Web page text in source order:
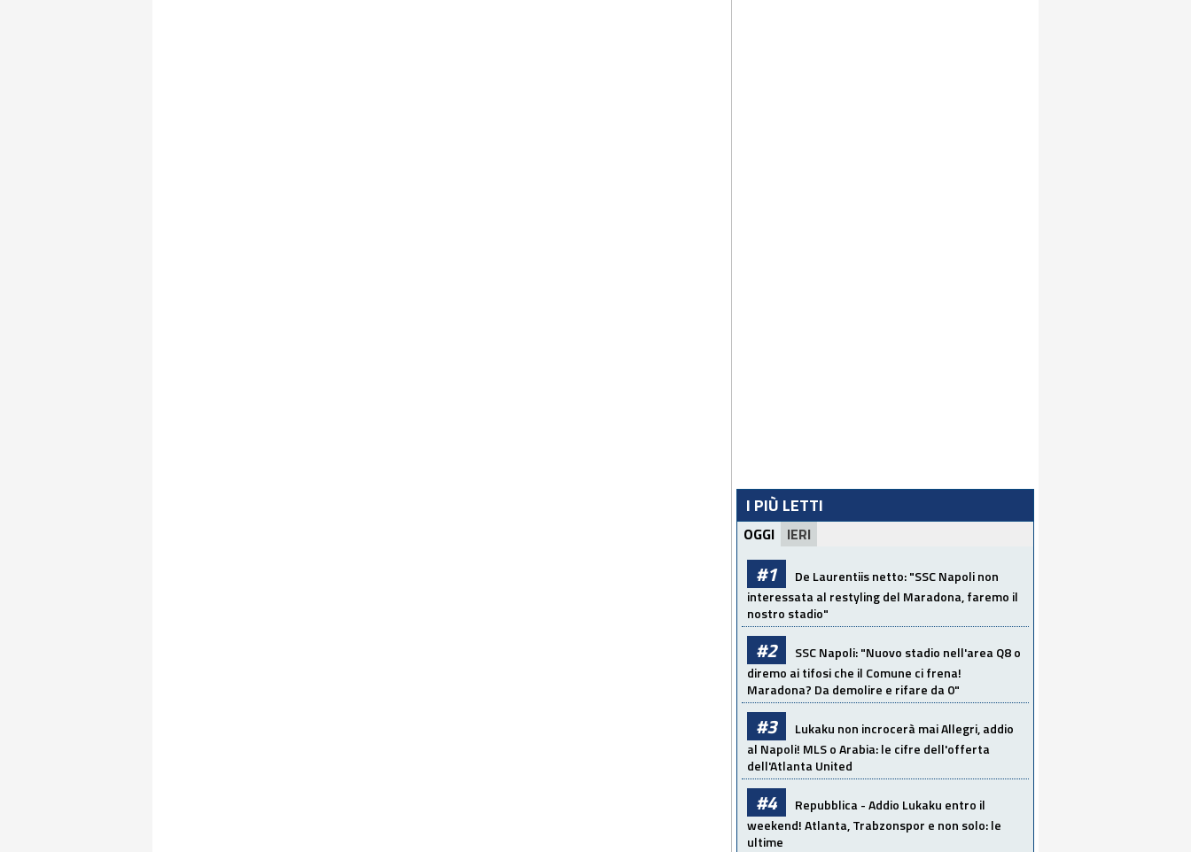
I PIÙ LETTI
OGGI IERI
#1 De Laurentiis netto: "SSC Napoli non
interessata al restyling del Maradona, faremo il
nostro stadio"
#2 SSC Napoli: "Nuovo stadio nell'area Q8 o
diremo ai tifosi che il Comune ci frena!
Maradona? Da demolire e rifare da 0"
#3 Lukaku non incrocerà mai Allegri, addio
al Napoli! MLS o Arabia: le cifre dell'offerta
dell'Atlanta United
#4 Repubblica - Addio Lukaku entro il
weekend! Atlanta, Trabzonspor e non solo: le
ultime